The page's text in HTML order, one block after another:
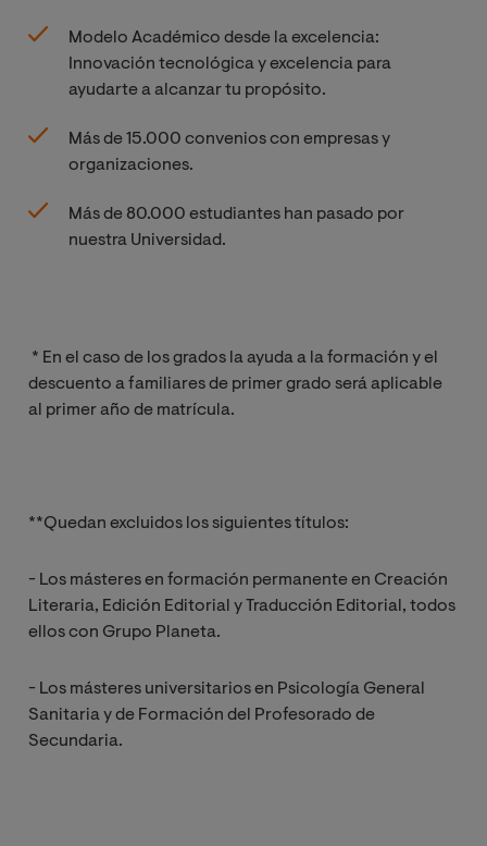
Modelo Académico desde la excelencia:
Innovación tecnológica y excelencia para
ayudarte a alcanzar tu propósito.
Más de 15.000 convenios con empresas y
organizaciones.
Más de 80.000 estudiantes han pasado por
nuestra Universidad.
* En el caso de los grados la ayuda a la formación y el
descuento a familiares de primer grado será aplicable
al primer año de matrícula.
**Quedan excluidos los siguientes títulos:
- Los másteres en formación permanente en Creación
Literaria, Edición Editorial y Traducción Editorial, todos
ellos con Grupo Planeta.
- Los másteres universitarios en Psicología General
Sanitaria y de Formación del Profesorado de
Secundaria.